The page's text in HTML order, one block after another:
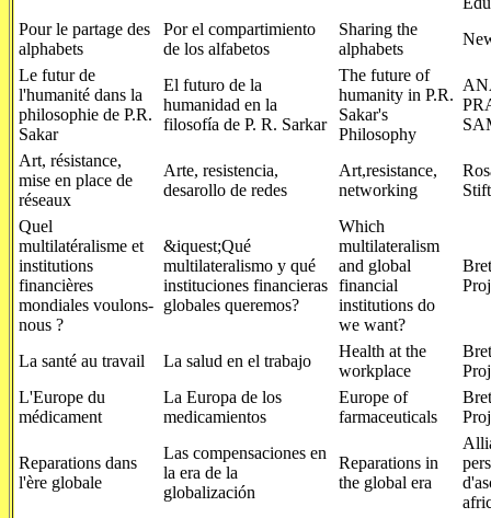
Pour le partage des
alphabets
Por el compartimiento
de los alfabetos
Sharing the
alphabets
Le futur de
l'humanité dans la
philosophie de P.R.
Sakar
El futuro de la
humanidad en la
filosofía de P. R. Sarkar
The future of
humanity in P.R.
Sakar's
Philosophy
Art, résistance,
mise en place de
réseaux
Arte, resistencia,
desarollo de redes
Art,resistance,
networking
Quel
multilatéralisme et
institutions
financières
mondiales voulons-
nous ?
&iquest;Qué
multilateralismo y qué
instituciones financieras
globales queremos?
Which
multilateralism
and global
financial
institutions do
we want?
La santé au travail La salud en el trabajo
Health at the
workplace
L'Europe du
médicament
La Europa de los
medicamientos
Europe of
farmaceuticals
Reparations dans
l'ère globale
Las compensaciones en
la era de la
globalización
Reparations in
the global era